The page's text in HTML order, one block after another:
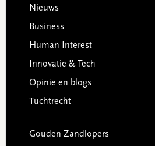
Footer
Nieuws
Business
Human Interest
Innovatie & Tech
Opinie en blogs
Tuchtrecht
Gouden Zandlopers